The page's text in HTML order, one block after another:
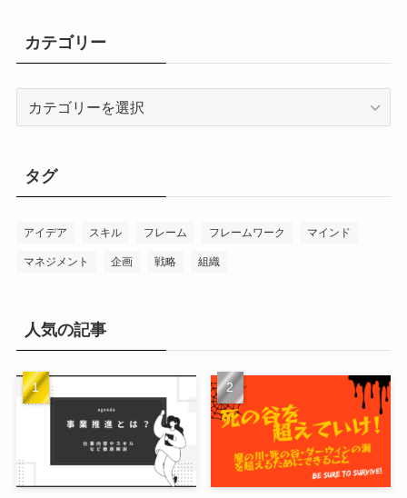
カテゴリー
ー
タグ
アイデア スキル フレーム フレームワーク マインド
マネジメント 企画 戦略 組織
人気の記事